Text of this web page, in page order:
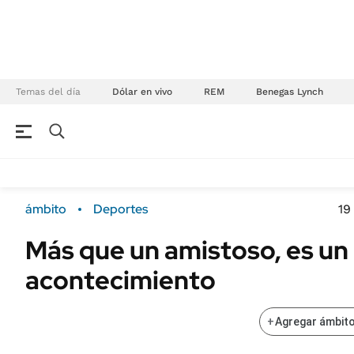
Temas del día Dólar en vivo REM Benegas Lynch
Campo
FINANZAS
Sustentabilidad
POLÍTICA
ámbito Deportes
Más que un amistoso, es un
acontecimiento
+Agregar